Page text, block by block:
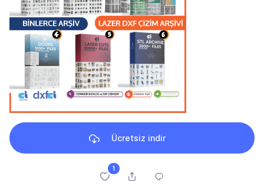
Ücretsiz indir
1